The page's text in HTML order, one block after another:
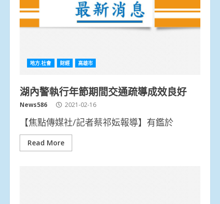
地方.社會 財經 高雄市
湖內警執行年節期間交通疏導成效良好
News586 2021-02-16
【焦點傳媒社/記者蔡祁妘報導】有鑑於
Read More